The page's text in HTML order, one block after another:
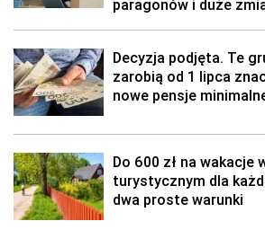
paragonów i duże
Decyzja podjęta. Te
zarobią od 1 lipca
nowe pensje
Do 600 zł na wakacje
turystycznym dla
dwa proste warunki